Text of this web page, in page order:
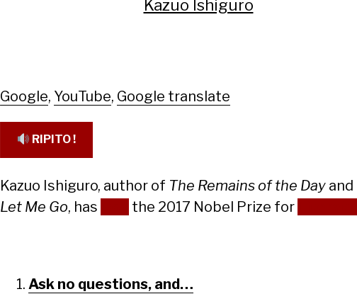
Kazuo Ishiguro
Google, YouTube, Google translate
RIPITO !
Kazuo Ishiguro, author of The Remains of the Day and
Let Me Go, has the 2017 Nobel Prize for
Ask no questions, and…